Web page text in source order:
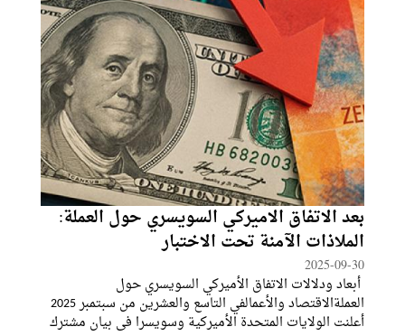
بعد الاتفاق الاميركي السويسري حول العملة:
الملاذات الآمنة تحت الاختبار
2025-09-30
أبعاد ودلالات الاتفاق الأميركي السويسري حول
العملةالاقتصاد والأعمالفي التاسع والعشرين من سبتمبر 2025
أعلنت الولايات المتحدة الأميركية وسويسرا في بيان مشترك